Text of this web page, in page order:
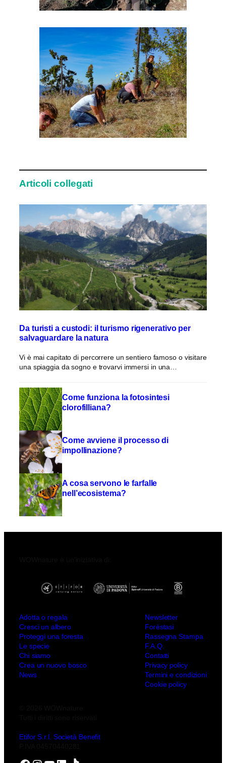
Articoli collegati
Da turisti a custodi: il turismo rigenerativo per
salvaguardare la natura
Vi è mai capitato di percorrere un sentiero famoso o visitare
una spiaggia da sogno e trovarvi immersi in una…
Come funziona la fotosintesi
clorofilliana?
Come avviene il processo di
impollinazione?
A cosa servono le farfalle
nell’ecosistema?
Adotta o regala
Cresci un albero
Proteggi una foresta
Le specie
Chi siamo
Crea un nuovo bosco
News
Newsletter
Forèstasi
Rassegna Stampa
F.A.Q.
Contatti
Privacy policy
Termini e condizioni
Cookie policy
Etifor S.r.l. Società Benefit